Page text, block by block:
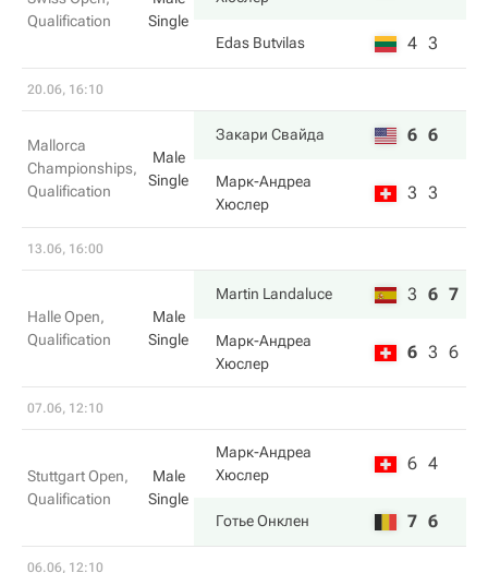
Qualification
Single
Edas Butvilas 4 3
20.06, 16:10
Mallorca
Championships,
Qualification
Male
Single
Закари Свайда 6 6
Марк-Андреа
Хюслер
3 3
13.06, 16:00
Halle Open,
Qualification
Male
Single
Martin Landaluce 3 6 7
Марк-Андреа
Хюслер
6 3 6
07.06, 12:10
Stuttgart Open,
Qualification
Male
Single
Марк-Андреа
Хюслер
6 4
Готье Онклен 7 6
06.06, 12:10